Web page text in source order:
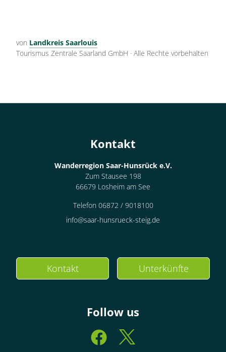
von Landkreis Saarlouis
Tourismus Zentrale Saarland GmbH · Alle Rechte vorbehalten
Kontakt
Wanderregion Saar-Hunsrück e.V.
Zum Stausee 198
66679 Losheim am See
Telefon 06872 / 9018100
info@saar-hunsrueck-steig.de
Kontakt Unterkünfte
Follow us